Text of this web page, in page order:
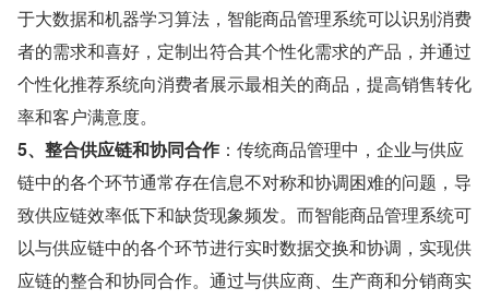
于大数据和机器学习算法，智能商品管理系统可以识别消费
者的需求和喜好，定制出符合其个性化需求的产品，并通过
个性化推荐系统向消费者展示最相关的商品，提高销售转化
率和客户满意度。
5、整合供应链和协同合作 ：传统商品管理中，企业与供应
链中的各个环节通常存在信息不对称和协调困难的问题，导
致供应链效率低下和缺货现象频发。而智能商品管理系统可
以与供应链中的各个环节进行实时数据交换和协调，实现供
应链的整合和协同合作。通过与供应商、生产商和分销商实